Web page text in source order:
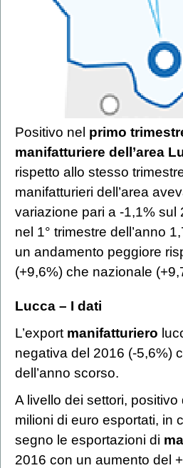
Positivo nel primo
manifatturiere dell’area
rispetto allo stesso
manifatturieri dell’area
variazione pari a -1,1% sul
nel 1° trimestre dell’anno
un andamento peggiore
(+9,6%) che nazionale
Lucca – I dati
L’export manifatturiero
negativa del 2016 (-5,6%)
dell’anno scorso.
A livello dei settori, positivo
milioni di euro esportati, in
segno le esportazioni di
2016 con un aumento del